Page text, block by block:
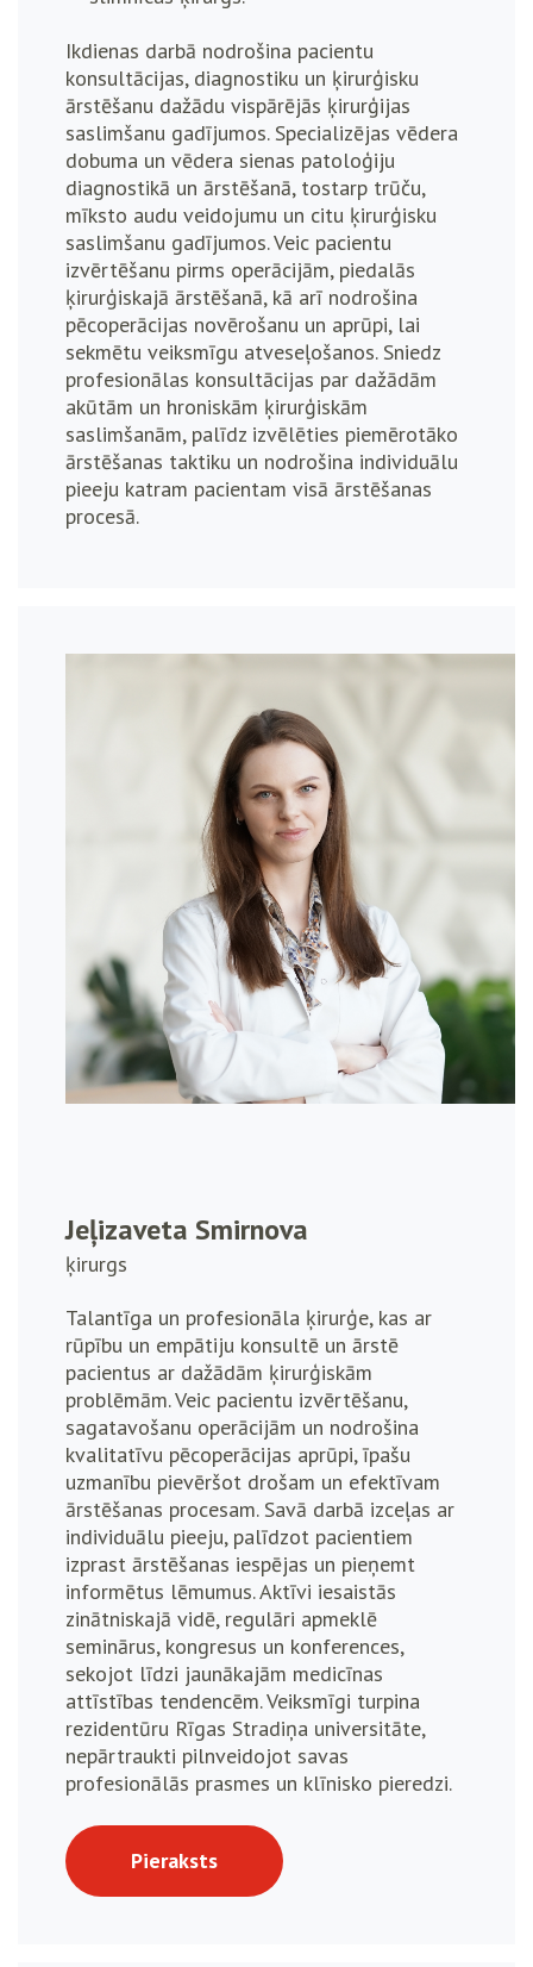
Ikdienas darbā nodrošina pacientu
konsultācijas, diagnostiku un ķirurģisku
ārstēšanu dažādu vispārējās ķirurģijas
saslimšanu gadījumos. Specializējas vēdera
dobuma un vēdera sienas patoloģiju
diagnostikā un ārstēšanā, tostarp trūču,
mīksto audu veidojumu un citu ķirurģisku
saslimšanu gadījumos. Veic pacientu
izvērtēšanu pirms operācijām, piedalās
ķirurģiskajā ārstēšanā, kā arī nodrošina
pēcoperācijas novērošanu un aprūpi, lai
sekmētu veiksmīgu atveseļošanos. Sniedz
profesionālas konsultācijas par dažādām
akūtām un hroniskām ķirurģiskām
saslimšanām, palīdz izvēlēties piemērotāko
ārstēšanas taktiku un nodrošina individuālu
pieeju katram pacientam visā ārstēšanas
procesā.
Jeļizaveta Smirnova
ķirurgs
Talantīga un profesionāla ķirurģe, kas ar
rūpību un empātiju konsultē un ārstē
pacientus ar dažādām ķirurģiskām
problēmām. Veic pacientu izvērtēšanu,
sagatavošanu operācijām un nodrošina
kvalitatīvu pēcoperācijas aprūpi, īpašu
uzmanību pievēršot drošam un efektīvam
ārstēšanas procesam. Savā darbā izceļas ar
individuālu pieeju, palīdzot pacientiem
izprast ārstēšanas iespējas un pieņemt
informētus lēmumus. Aktīvi iesaistās
zinātniskajā vidē, regulāri apmeklē
seminārus, kongresus un konferences,
sekojot līdzi jaunākajām medicīnas
attīstības tendencēm. Veiksmīgi turpina
rezidentūru Rīgas Stradiņa universitāte,
nepārtraukti pilnveidojot savas
profesionālās prasmes un klīnisko pieredzi.
Pieraksts